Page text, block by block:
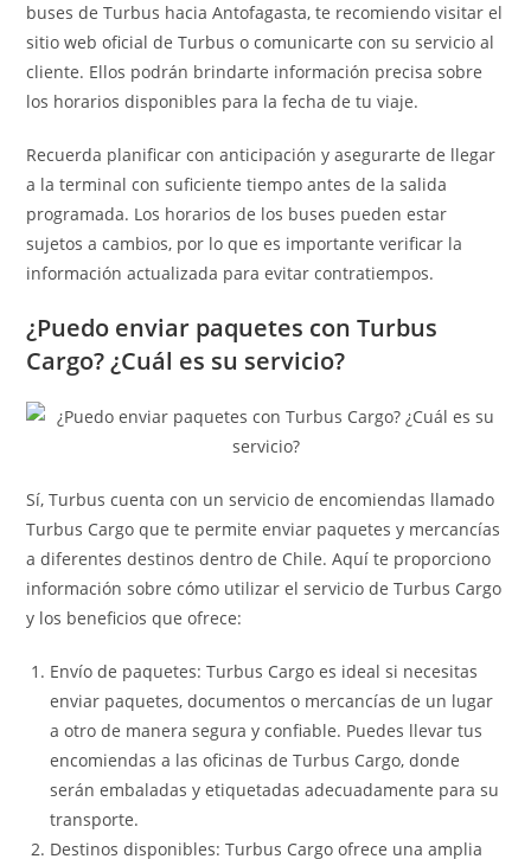
buses de Turbus hacia Antofagasta, te recomiendo visitar el
sitio web oficial de Turbus o comunicarte con su servicio al
cliente. Ellos podrán brindarte información precisa sobre
los horarios disponibles para la fecha de tu viaje.
Recuerda planificar con anticipación y asegurarte de llegar
a la terminal con suficiente tiempo antes de la salida
programada. Los horarios de los buses pueden estar
sujetos a cambios, por lo que es importante verificar la
información actualizada para evitar contratiempos.
¿Puedo enviar paquetes con Turbus
Cargo? ¿Cuál es su servicio?
Sí, Turbus cuenta con un servicio de encomiendas llamado
Turbus Cargo que te permite enviar paquetes y mercancías
a diferentes destinos dentro de Chile. Aquí te proporciono
información sobre cómo utilizar el servicio de Turbus Cargo
y los beneficios que ofrece:
Envío de paquetes: Turbus Cargo es ideal si necesitas
enviar paquetes, documentos o mercancías de un lugar
a otro de manera segura y confiable. Puedes llevar tus
encomiendas a las oficinas de Turbus Cargo, donde
serán embaladas y etiquetadas adecuadamente para su
transporte.
Destinos disponibles: Turbus Cargo ofrece una amplia